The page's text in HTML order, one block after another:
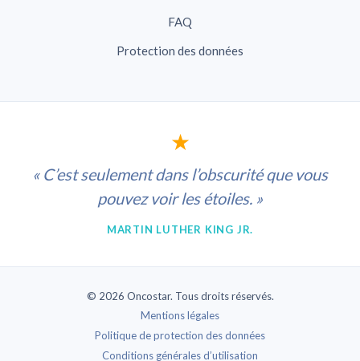
FAQ
Protection des données
★
« C’est seulement dans l’obscurité que vous
pouvez voir les étoiles. »
MARTIN LUTHER KING JR.
© 2026 Oncostar. Tous droits réservés.
Mentions légales
Politique de protection des données
Conditions générales d’utilisation